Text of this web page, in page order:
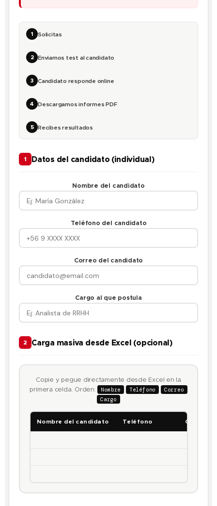
1 Solicitas
2 Enviamos test al candidato
3 Candidato responde online
4 Descargamos informes PDF
5 Recibes resultados
1 Datos del candidato (individual)
Nombre del candidato
Teléfono del candidato
Correo del candidato
Cargo al que postula
2 Carga masiva desde Excel (opcional)
Copie y pegue directamente desde Excel en la
primera celda. Orden: Nombre Teléfono
Correo
Cargo
Nombre del candidato Teléfono Correo